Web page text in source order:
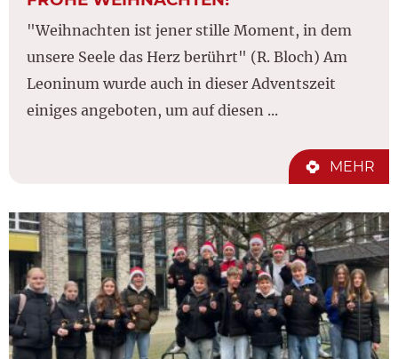
"Weihnachten ist jener stille Moment, in dem
unsere Seele das Herz berührt" (R. Bloch) Am
Leoninum wurde auch in dieser Adventszeit
einiges angeboten, um auf diesen ...
MEHR